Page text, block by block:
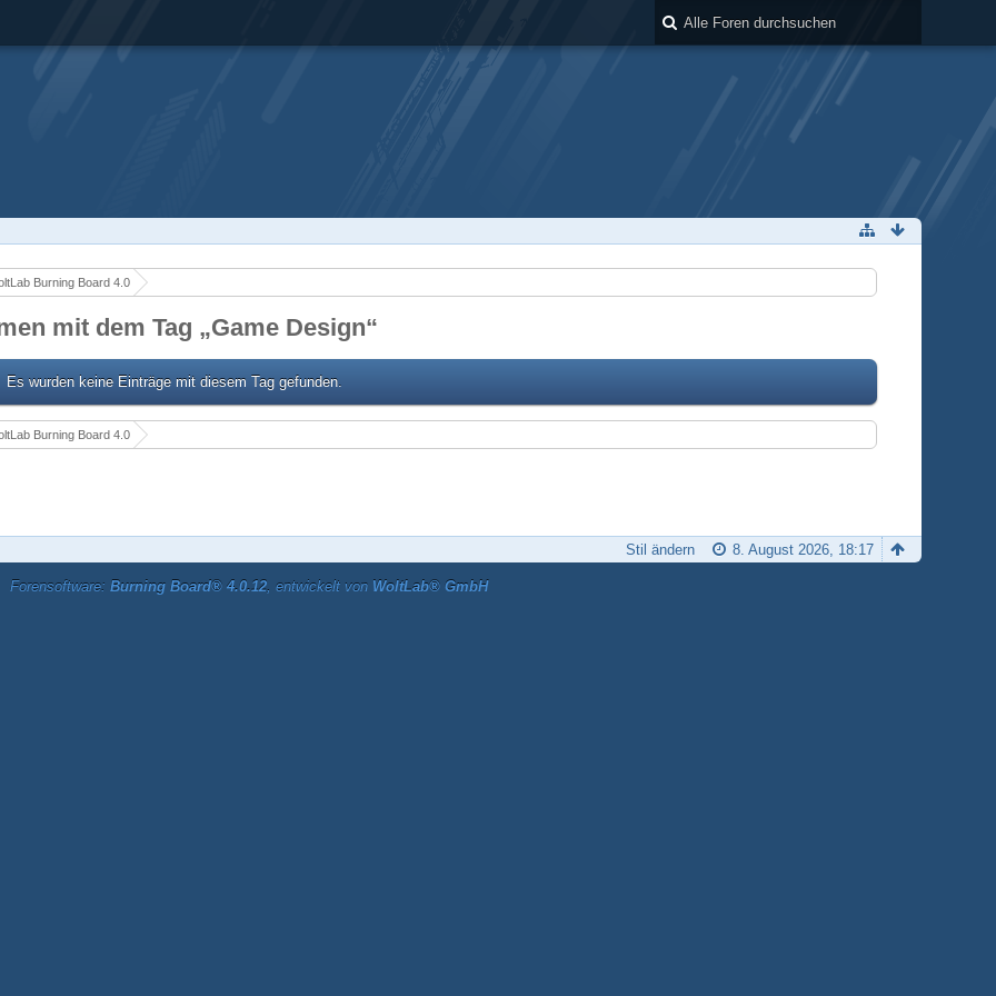
Burning Board 4.0
mit dem Tag „Game Design“
Es wurden keine Einträge mit diesem Tag gefunden.
Burning Board 4.0
8. August 2026, 18:17
Stil ändern
Forensoftware: Burning Board® 4.0.12, entwickelt von WoltLab® GmbH